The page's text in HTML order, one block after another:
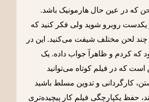
که در عین حال هارمونیک باشد.
یکدست روبرو شوید ولی فکر کنید که
چند لحن مختلف شیفت می‌کنید. این در
که کردم و ظاهرآ جواب داده. یک
است که در فیلم کوتاه می‌توانید
کارگردانی و تدوین مسلط باشید
حفظ یکپارچگی فیلم کار پیچیده‌تری